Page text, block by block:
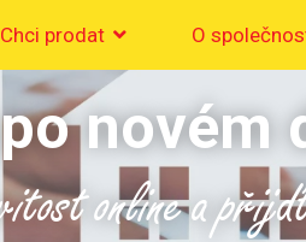
Chci prodat O
novém
online a